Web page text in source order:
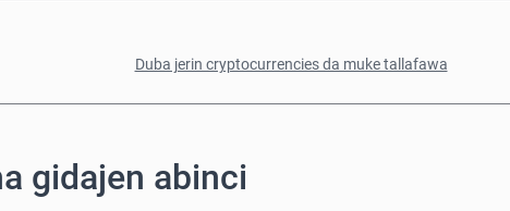
Duba jerin cryptocurrencies da muke tallafawa
gidajen abinci